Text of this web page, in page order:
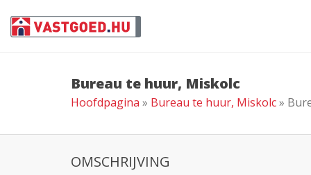
Bureau te huur, Miskolc
Hoofdpagina » Bureau te huur, Miskolc»
OMSCHRIJVING